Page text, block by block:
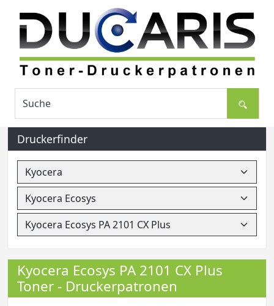
Druckerfinder
Kyocera Ecosys PA 2101 CX Plus
Toner - Druckerpatronen